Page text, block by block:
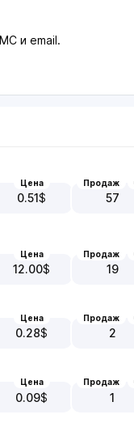
и email.
Цена
0.51$
Продаж
57
Цена
12.00$
Продаж
19
Цена
0.28$
Продаж
2
Цена
0.09$
Продаж
1